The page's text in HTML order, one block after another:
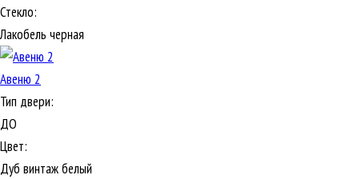
Стекло:
Лакобель черная
Авеню 2
Тип двери:
ДО
Цвет:
Дуб винтаж белый